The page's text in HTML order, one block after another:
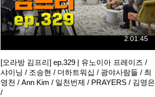
2:01:45
[오라방 김프리] ep.329 | 유노이아 프레이즈 /
샤이닝 / 조승현 / 더하트워십 / 광야사람들 / 최
영천 / Ann Kim / 일천번제 / PRAYERS / 김영은
/